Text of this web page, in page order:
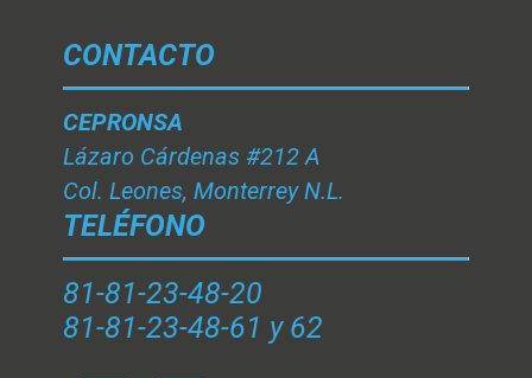
CONTACTO
CEPRONSA
Lázaro Cárdenas #212 A
Col. Leones, Monterrey N.L.
TELÉFONO
81-81-23-48-20
81-81-23-48-61 y 62